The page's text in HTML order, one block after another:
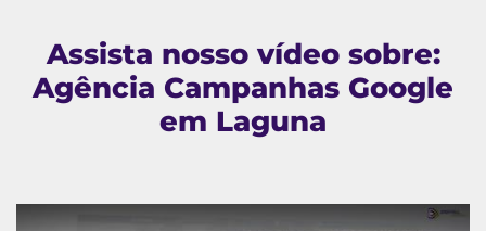
Assista nosso vídeo sobre:
Agência Campanhas Google
em Laguna